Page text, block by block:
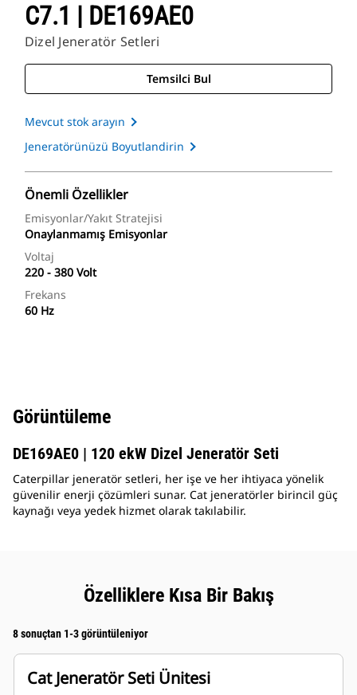
C7.1 | DE169AE0
Dizel Jeneratör Setleri
Temsilci Bul
Mevcut stok arayın
Jeneratörünüzü Boyutlandirin
Önemli Özellikler
Emisyonlar/Yakıt Stratejisi
Onaylanmamış Emisyonlar
Voltaj
220 - 380 Volt
Frekans
60 Hz
Görüntüleme
DE169AE0 | 120 ekW Dizel Jeneratör Seti
Caterpillar jeneratör setleri, her işe ve her ihtiyaca yönelik
güvenilir enerji çözümleri sunar. Cat jeneratörler birincil güç
kaynağı veya yedek hizmet olarak takılabilir.
Özelliklere Kısa Bir Bakış
8 sonuçtan 1-3 görüntüleniyor
Cat Jeneratör Seti Ünitesi